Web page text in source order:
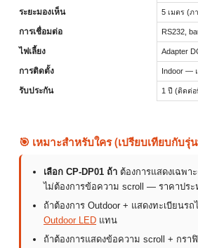
ระยะมองเห็น 5 เมตร (ภ
การเชื่อมต่อ RS232,
ไฟเลี้ยง Adapter
การติดตั้ง Indoor —
รับประกัน 1 ปี (ติดต่อ
🎯 เหมาะสำหรับใคร (เปรียบเทียบกับรุ่
เลือก CP-DP01 ถ้า ต้องการแสดงเฉพา
ไม่ต้องการข้อความ scroll — ราคาปร
ถ้าต้องการ Outdoor + แสดงทะเบียนร
Outdoor LED แทน
ถ้าต้องการแสดงข้อความ scroll + กรา